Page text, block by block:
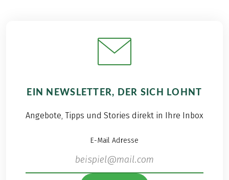
EIN NEWSLETTER, DER SICH LOHNT
Angebote, Tipps und Stories direkt in Ihre Inbox
E-Mail Adresse